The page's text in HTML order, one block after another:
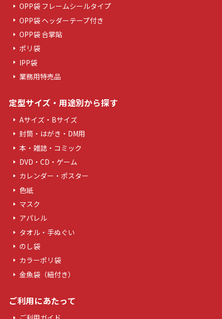
OPP袋 フレームシールタイプ
OPP袋 ヘッダーテープ付き
OPP袋 合掌貼
ポリ袋
IPP袋
業務用特売品
定型サイズ・用途別から探す
Aサイズ・Bサイズ
封筒・はがき・DM用
本・雑誌・コミック
DVD・CD・ゲーム
カレンダー・ポスター
色紙
マスク
アパレル
タオル・手ぬぐい
のし袋
カラーポリ袋
金魚袋（紐付き）
ご利用にあたって